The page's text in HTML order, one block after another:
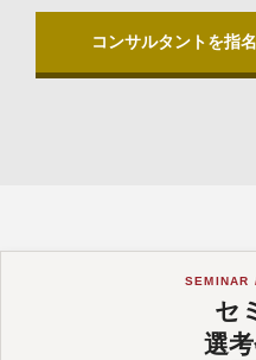
コンサルタントを指
SEMINAR
セ
選